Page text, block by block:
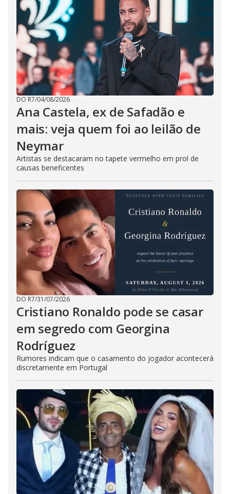
DO R7/04/08/2026
Ana Castela, ex de Safadão e
mais: veja quem foi ao leilão de
Neymar
Artistas se destacaram no tapete vermelho em prol de
causas beneficentes
DO R7/31/07/2026
Cristiano Ronaldo pode se casar
em segredo com Georgina
Rodríguez
Rumores indicam que o casamento do jogador acontecerá
discretamente em Portugal